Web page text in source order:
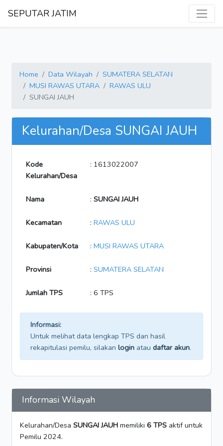
SEPUTAR JATIM
Home Data Wilayah
SUMATERA SELATAN
MUSI RAWAS UTARA
RAWAS ULU
SUNGAI JAUH
Kelurahan/Desa SUNGAI JAUH
Kode
Kelurahan/Desa
: 1613022007
Nama : SUNGAI JAUH
Kecamatan : RAWAS ULU
Kabupaten/Kota : MUSI RAWAS UTARA
Provinsi : SUMATERA SELATAN
Jumlah TPS : 6 TPS
Informasi:
Untuk melihat data lengkap TPS dan hasil
rekapitulasi pemilu, silakan login atau daftar akun.
Informasi Wilayah
Kelurahan/Desa SUNGAI JAUH memiliki 6 TPS aktif untuk
Pemilu 2024.